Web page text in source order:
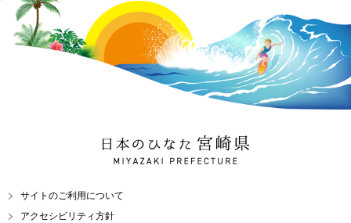
日本のひなた 宮崎県
MIYAZAKI PREFECTURE
サイトのご利用について
アクセシビリティ方針